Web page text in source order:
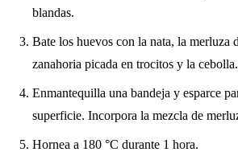
blandas.
Bate los huevos con la nata, la merluza
zanahoria picada en trocitos y la cebolla.
Enmantequilla una bandeja y esparce
superficie. Incorpora la mezcla de
Hornea a 180 °C durante 1 hora.